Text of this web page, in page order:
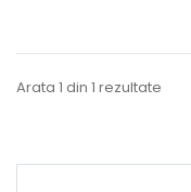
Arata 1 din 1 rezultate